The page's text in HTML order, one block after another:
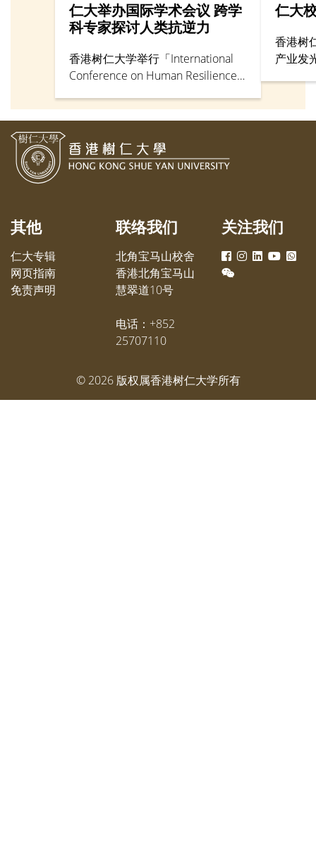
仁大举办国际学术会议 跨学
科专家探讨人类抗逆力
香港树仁大学举行「International
Conference on Human Resilience:
Challenges」国际学术会议，从学
力、人生转变及挑战。
仁大
香港树
产业发
映像制
其他
仁大专辑
网页指南
免责声明
联络我们
北角宝马山校舍
香港北角宝马山
慧翠道10号
电话：+852
25707110
关注我们
© 2026版权属香港树仁大学所有